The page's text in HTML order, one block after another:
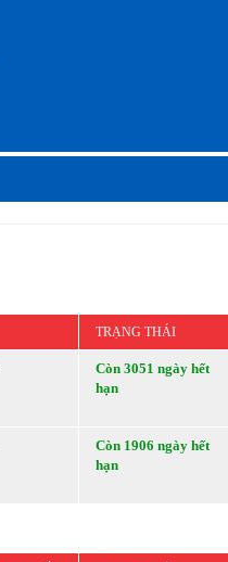
TRẠNG THÁI
Còn 3051 ngày hết
hạn
Còn 1906 ngày hết
hạn